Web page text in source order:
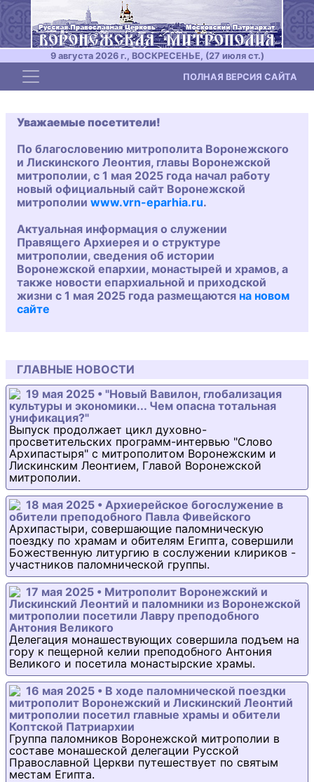
9 августа 2026 г., ВОСКРЕСЕНЬЕ, (27 июля ст.)
Toggle navigation ПОЛНАЯ ВЕРСИЯ САЙТА
Уважаемые посетители!
По благословению митрополита Воронежского
и Лискинского Леонтия, главы Воронежской
митрополии, с 1 мая 2025 года начал работу
новый официальный сайт Воронежской
митрополии www.vrn-eparhia.ru.
Актуальная информация о служении
Правящего Архиерея и о структуре
митрополии, сведения об истории
Воронежской епархии, монастырей и храмов, а
также новости епархиальной и приходской
жизни с 1 мая 2025 года размещаются на новом
сайте
ГЛАВНЫЕ НОВОСТИ
19 мая 2025 • "Новый Вавилон, глобализация
культуры и экономики... Чем опасна тотальная
унификация?"
Выпуск продолжает цикл духовно-
просветительских программ-интервью "Слово
Архипастыря" с митрополитом Воронежским и
Лискинским Леонтием, Главой Воронежской
митрополии.
18 мая 2025 • Архиерейское богослужение в
обители преподобного Павла Фивейского
Архипастыри, совершающие паломническую
поездку по храмам и обителям Египта, совершили
Божественную литургию в сослужении клириков -
участников паломнической группы.
17 мая 2025 • Митрополит Воронежский и
Лискинский Леонтий и паломники из Воронежской
митрополии посетили Лавру преподобного
Антония Великого
Делегация монашествующих совершила подъем на
гору к пещерной келии преподобного Антония
Великого и посетила монастырские храмы.
16 мая 2025 • В ходе паломнической поездки
митрополит Воронежский и Лискинский Леонтий
митрополии посетил главные храмы и обители
Коптской Патриархии
Группа паломников Воронежской митрополии в
составе монашеской делегации Русской
Православной Церкви путешествует по святым
местам Египта.